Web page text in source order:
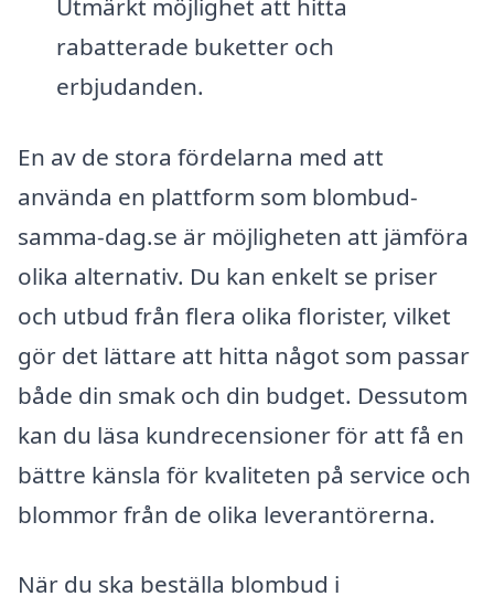
Utmärkt möjlighet att hitta
rabatterade buketter och
erbjudanden.
En av de stora fördelarna med att
använda en plattform som blombud-
samma-dag.se är möjligheten att jämföra
olika alternativ. Du kan enkelt se priser
och utbud från flera olika florister, vilket
gör det lättare att hitta något som passar
både din smak och din budget. Dessutom
kan du läsa kundrecensioner för att få en
bättre känsla för kvaliteten på service och
blommor från de olika leverantörerna.
När du ska beställa blombud i